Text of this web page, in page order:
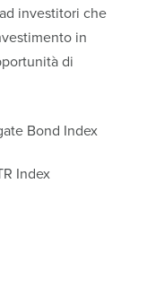
investitori che
in
di
Bond Index
Index